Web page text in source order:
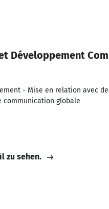
Développement
- Mise en relation avec
globale
zu sehen.